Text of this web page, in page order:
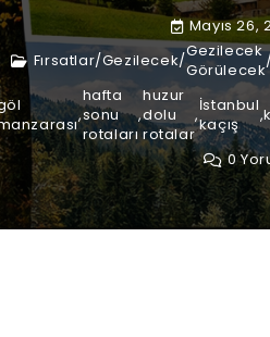
Mayıs 26,
Fırsatlar/Gezilecek/Gezilecek
Görülecek
,
hafta
sonu
rotaları
,
huzur
dolu
rotalar
,İstanbul
kaçış
,
0